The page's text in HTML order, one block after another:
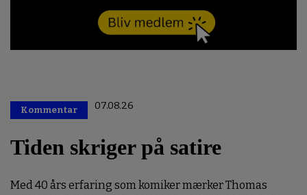
Kommentar 07.08.26
Tiden skriger på satire
Med 40 års erfaring som komiker mærker Thomas